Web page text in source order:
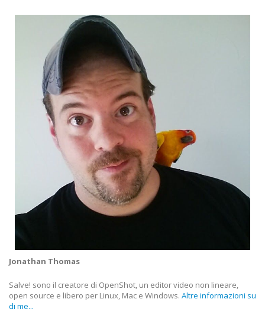
Jonathan Thomas
Salve! sono il creatore di OpenShot, un editor video non lineare,
open source e libero per Linux, Mac e Windows. Altre informazioni su
di me...